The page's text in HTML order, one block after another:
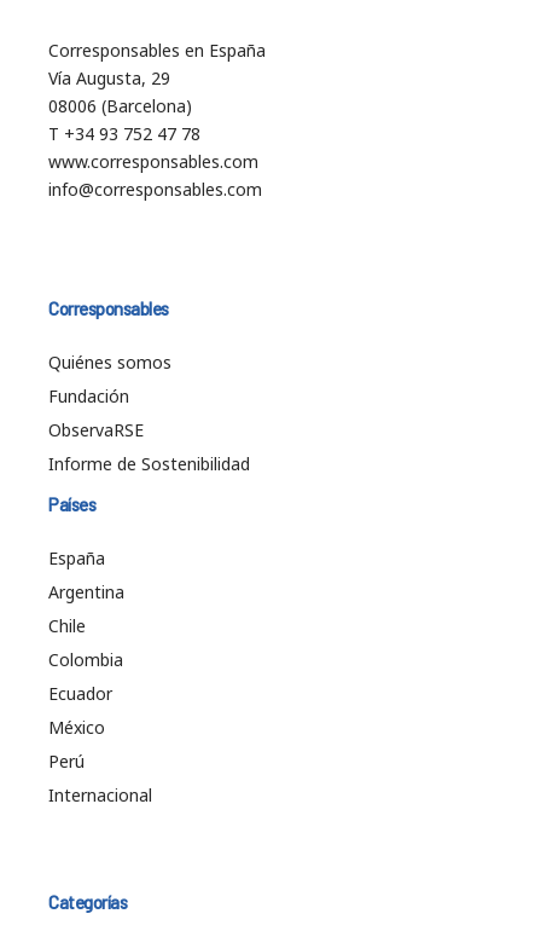
Corresponsables en España
Vía Augusta, 29
08006 (Barcelona)
T +34 93 752 47 78
www.corresponsables.com
info@corresponsables.com
Corresponsables
Quiénes somos
Fundación
ObservaRSE
Informe de Sostenibilidad
Países
España
Argentina
Chile
Colombia
Ecuador
México
Perú
Internacional
Categorías